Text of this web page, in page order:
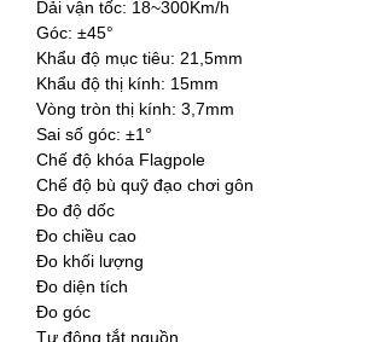
Dải vận tốc: 18~300Km/h
Góc: ±45°
Khẩu độ mục tiêu: 21,5mm
Khẩu độ thị kính: 15mm
Vòng tròn thị kính: 3,7mm
Sai số góc: ±1°
Chế độ khóa Flagpole
Chế độ bù quỹ đạo chơi gôn
Đo độ dốc
Đo chiều cao
Đo khối lượng
Đo diện tích
Đo góc
Tự động tắt nguồn